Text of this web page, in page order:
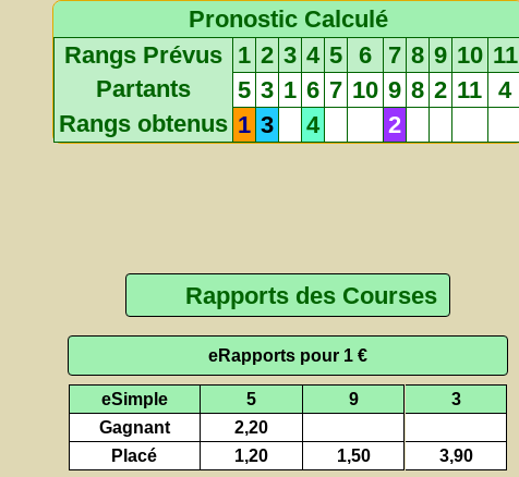
Pronostic Calculé
Rangs Prévus
1 2 3 4 5 6 7 8 9 10 11
Partants
5 3 1 6 7 10 9 8 2 11 4
Rangs obtenus 1 3 4 2
Rapports des Courses
eRapports pour 1 €
eSimple 5 9
3
Gagnant
2,20
Placé
1,20 1,50 3,90